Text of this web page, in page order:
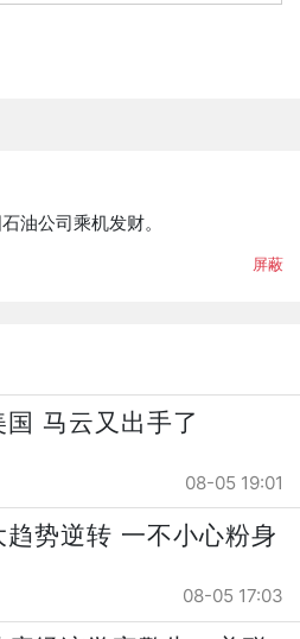
油公司乘机发财。
屏蔽
国 马云又出手了
08-05 19:01
趋势逆转 一不小心粉身
08-05 17:03